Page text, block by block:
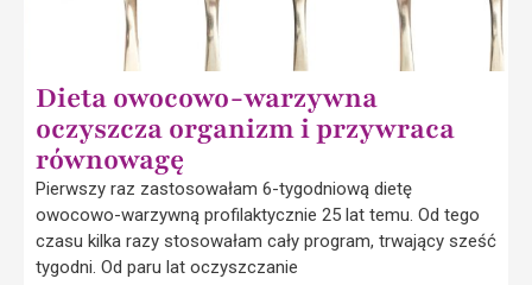
Dieta owocowo-warzywna
oczyszcza organizm i przywraca
równowagę
Pierwszy raz zastosowałam 6-tygodniową dietę
owocowo-warzywną profilaktycznie 25 lat temu. Od tego
czasu kilka razy stosowałam cały program, trwający sześć
tygodni. Od paru lat oczyszczanie